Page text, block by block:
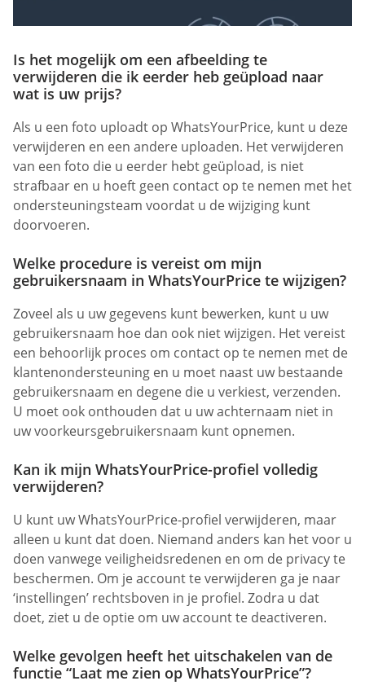
Is het mogelijk om een afbeelding te
verwijderen die ik eerder heb geüpload naar
wat is uw prijs?
Als u een foto uploadt op WhatsYourPrice, kunt u deze
verwijderen en een andere uploaden. Het verwijderen
van een foto die u eerder hebt geüpload, is niet
strafbaar en u hoeft geen contact op te nemen met het
ondersteuningsteam voordat u de wijziging kunt
doorvoeren.
Welke procedure is vereist om mijn
gebruikersnaam in WhatsYourPrice te wijzigen?
Zoveel als u uw gegevens kunt bewerken, kunt u uw
gebruikersnaam hoe dan ook niet wijzigen. Het vereist
een behoorlijk proces om contact op te nemen met de
klantenondersteuning en u moet naast uw bestaande
gebruikersnaam en degene die u verkiest, verzenden.
U moet ook onthouden dat u uw achternaam niet in
uw voorkeursgebruikersnaam kunt opnemen.
Kan ik mijn WhatsYourPrice-profiel volledig
verwijderen?
U kunt uw WhatsYourPrice-profiel verwijderen, maar
alleen u kunt dat doen. Niemand anders kan het voor u
doen vanwege veiligheidsredenen en om de privacy te
beschermen. Om je account te verwijderen ga je naar
‘instellingen’ rechtsboven in je profiel. Zodra u dat
doet, ziet u de optie om uw account te deactiveren.
Welke gevolgen heeft het uitschakelen van de
functie “Laat me zien op WhatsYourPrice”?